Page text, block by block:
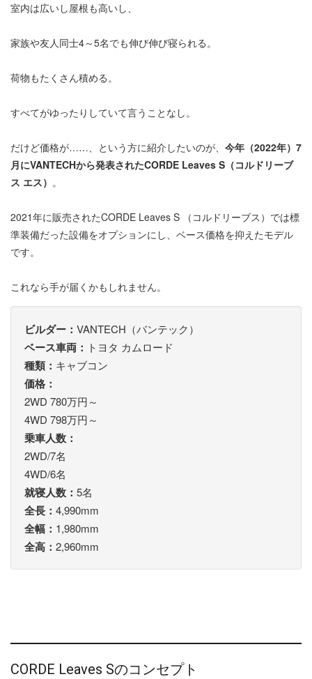
室内は広いし屋根も高いし、
家族や友人同士4～5名でも伸び伸び寝られる。
荷物もたくさん積める。
すべてがゆったりしていて言うことなし。
だけど価格が……、という方に紹介したいのが、 今年（2022年）7
月にVANTECHから発表されたCORDE Leaves S（コルドリーブ
ス エス） 。
2021年に販売されたCORDE Leaves S （コルドリーブス）では標
準装備だった設備をオプションにし、ベース価格を抑えたモデル
です。
これなら手が届くかもしれません。
ビルダー： VANTECH（バンテック）
ベース車両： トヨタ カムロード
種類： キャブコン
価格：
2WD 780万円～
4WD 798万円～
乗車人数：
2WD/7名
4WD/6名
就寝人数： 5名
全長： 4,990mm
全幅： 1,980mm
全高： 2,960mm
CORDE Leaves Sのコンセプト